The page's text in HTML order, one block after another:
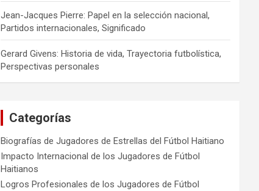
Jean-Jacques Pierre: Papel en la selección nacional,
Partidos internacionales, Significado
Gerard Givens: Historia de vida, Trayectoria futbolística,
Perspectivas personales
Categorías
Biografías de Jugadores de Estrellas del Fútbol Haitiano
Impacto Internacional de los Jugadores de Fútbol
Haitianos
Logros Profesionales de los Jugadores de Fútbol